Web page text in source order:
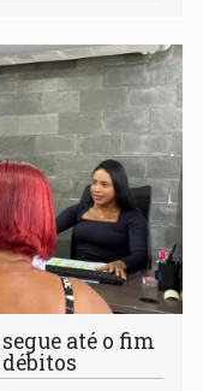
segue até o fim